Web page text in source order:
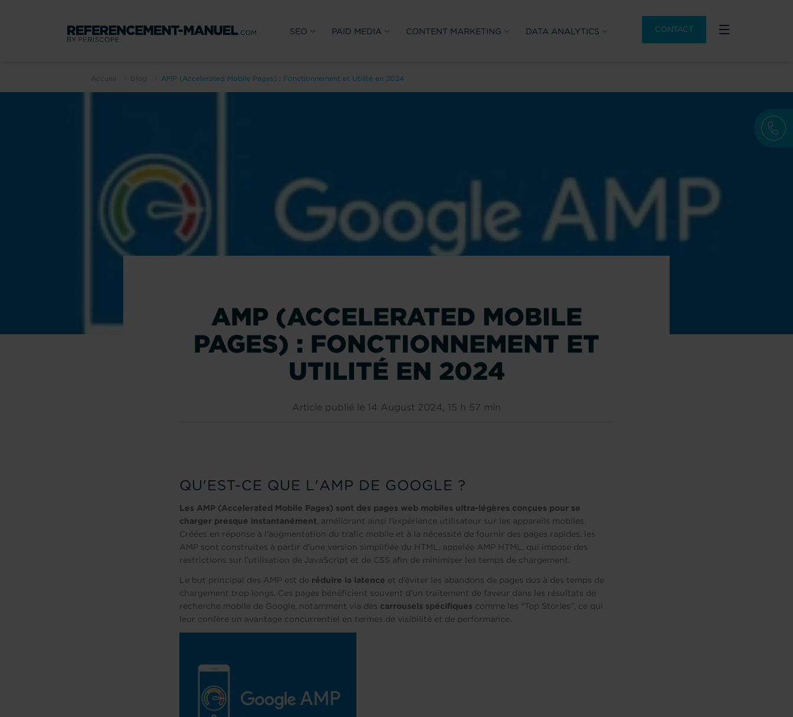
SEO PAID MEDIA CONTENT MARKETING DATA ANALYTICS CONTACT
Accueil AMP (Accelerated Mobile Pages) : Fonctionnement et Utilité en 2024
AMP (ACCELERATED MOBILE
PAGES) : FONCTIONNEMENT ET
UTILITÉ EN 2024
Article publié le 14 August 2024, 15 h 57 min
QU'EST-CE QUE L'AMP DE GOOGLE ?
Les AMP (Accelerated Mobile Pages) sont des pages web mobiles ultra-légères conçues pour se
charger presque instantanément , améliorant ainsi l’expérience utilisateur sur les appareils mobiles.
Créées en réponse à l’augmentation du trafic mobile et à la nécessité de fournir des pages rapides, les
AMP sont construites à partir d’une version simplifiée du HTML, appelée AMP HTML, qui impose des
restrictions sur l’utilisation de JavaScript et de CSS afin de minimiser les temps de chargement.
Le but principal des AMP est de réduire la latence et d’éviter les abandons de pages dus à des temps de
chargement trop longs. Ces pages bénéficient souvent d’un traitement de faveur dans les résultats de
recherche mobile de Google, notamment via des carrousels spécifiques comme les “Top Stories”, ce qui
leur confère un avantage concurrentiel en termes de visibilité et de performance.